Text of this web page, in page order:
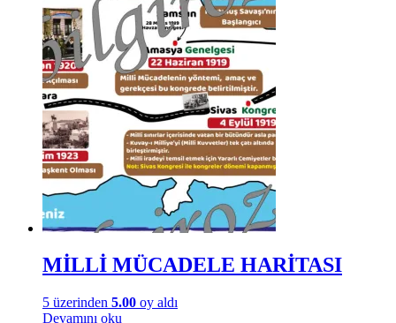
MİLLİ MÜCADELE HARİTASI
5 üzerinden 5.00 oy aldı
Devamını oku